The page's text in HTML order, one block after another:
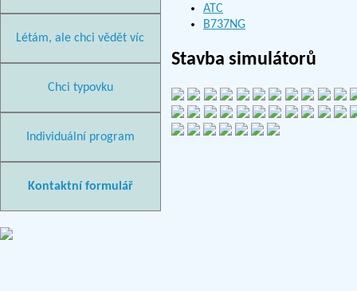
Létám, ale chci vědět víc
Chci typovku
Individuální program
Kontaktní formulář
ATC
B737NG
Stavba simulátorů